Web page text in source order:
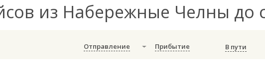
из Набережные Челны до
Отправление Прибытие В пути